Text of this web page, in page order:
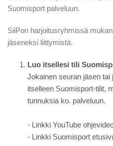
Suomisport palveluun.
SiiPon harjoitusryhmissä
jäseneksi liittymistä.
Luo itsellesi tili
Jokainen seuran jäsen
itselleen Suomisport-tilit,
tunnuksia ko. palveluun.
- Linkki YouTube
- Linkki Suomisport